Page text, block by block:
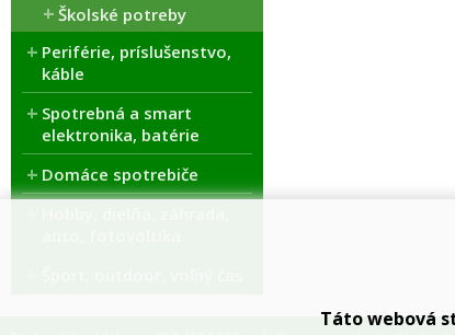
Školské potreby
Periférie, príslušenstvo,
káble
Spotrebná a smart
elektronika, batérie
Domáce spotrebiče
Táto webová